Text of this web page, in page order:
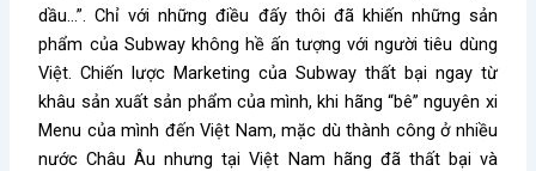
dầu…”. Chỉ với những điều đấy thôi đã khiến những sản
phẩm của Subway không hề ấn tượng với người tiêu dùng
Việt. Chiến lược Marketing của Subway thất bại ngay từ
khâu sản xuất sản phẩm của mình, khi hãng “bê” nguyên xi
Menu của mình đến Việt Nam, mặc dù thành công ở nhiều
nước Châu Âu nhưng tại Việt Nam hãng đã thất bại và